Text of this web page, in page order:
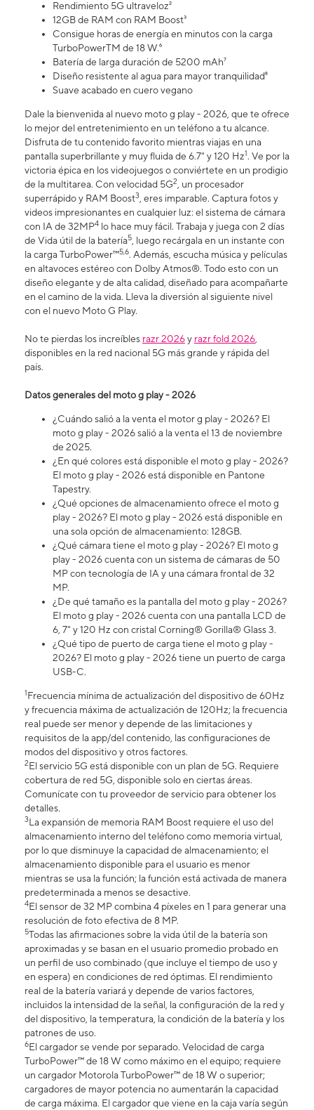
Rendimiento 5G ultraveloz²
12GB de RAM con RAM Boost³
Consigue horas de energía en minutos con la carga
TurboPowerTM de 18 W.⁶
Batería de larga duración de 5200 mAh⁷
Diseño resistente al agua para mayor tranquilidad⁸
Suave acabado en cuero vegano
Dale la bienvenida al nuevo moto g play - 2026, que te ofrece
lo mejor del entretenimiento en un teléfono a tu alcance.
Disfruta de tu contenido favorito mientras viajas en una
pantalla superbrillante y muy fluida de 6.7" y 120 Hz1. Ve por la
victoria épica en los videojuegos o conviértete en un prodigio
de la multitarea. Con velocidad 5G2, un procesador
superrápido y RAM Boost3, eres imparable. Captura fotos y
videos impresionantes en cualquier luz: el sistema de cámara
con IA de 32MP4 lo hace muy fácil. Trabaja y juega con 2 días
de Vida útil de la batería5, luego recárgala en un instante con
la carga TurboPower™5,6. Además, escucha música y películas
en altavoces estéreo con Dolby Atmos®. Todo esto con un
diseño elegante y de alta calidad, diseñado para acompañarte
en el camino de la vida. Lleva la diversión al siguiente nivel
con el nuevo Moto G Play.
No te pierdas los increíbles razr 2026y razr fold 2026,
disponibles en la red nacional 5G más grande y rápida del
país.
Datos generales del moto g play - 2026
¿Cuándo salió a la venta el motor g play - 2026? El
moto g play - 2026 salió a la venta el 13 de noviembre
de 2025.
¿En qué colores está disponible el moto g play - 2026?
El moto g play - 2026 está disponible en Pantone
Tapestry.
¿Qué opciones de almacenamiento ofrece el moto g
play - 2026? El moto g play - 2026 está disponible en
una sola opción de almacenamiento: 128GB.
¿Qué cámara tiene el moto g play - 2026? El moto g
play - 2026 cuenta con un sistema de cámaras de 50
MP con tecnología de IA y una cámara frontal de 32
MP.
¿De qué tamaño es la pantalla del moto g play - 2026?
El moto g play - 2026 cuenta con una pantalla LCD de
6, 7" y 120 Hz con cristal Corning® Gorilla® Glass 3.
¿Qué tipo de puerto de carga tiene el moto g play -
2026? El moto g play - 2026 tiene un puerto de carga
USB-C.
1Frecuencia mínima de actualización del dispositivo de 60Hz
y frecuencia máxima de actualización de 120Hz; la frecuencia
real puede ser menor y depende de las limitaciones y
requisitos de la app/del contenido, las configuraciones de
modos del dispositivo y otros factores.
2El servicio 5G está disponible con un plan de 5G. Requiere
cobertura de red 5G, disponible solo en ciertas áreas.
Comunícate con tu proveedor de servicio para obtener los
detalles.
3La expansión de memoria RAM Boost requiere el uso del
almacenamiento interno del teléfono como memoria virtual,
por lo que disminuye la capacidad de almacenamiento; el
almacenamiento disponible para el usuario es menor
mientras se usa la función; la función está activada de manera
predeterminada a menos se desactive.
4El sensor de 32 MP combina 4 píxeles en 1 para generar una
resolución de foto efectiva de 8 MP.
5Todas las afirmaciones sobre la vida útil de la batería son
aproximadas y se basan en el usuario promedio probado en
un perfil de uso combinado (que incluye el tiempo de uso y
en espera) en condiciones de red óptimas. El rendimiento
real de la batería variará y depende de varios factores,
incluidos la intensidad de la señal, la configuración de la red y
del dispositivo, la temperatura, la condición de la batería y los
patrones de uso.
6El cargador se vende por separado. Velocidad de carga
TurboPower™ de 18 W como máximo en el equipo; requiere
un cargador Motorola TurboPower™ de 18 W o superior;
cargadores de mayor potencia no aumentarán la capacidad
de carga máxima. El cargador que viene en la caja varía según